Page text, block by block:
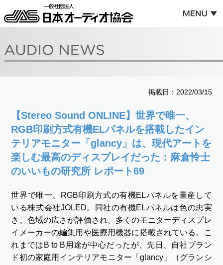
掲載日：2022/03/15
【Stereo Sound ONLINE】世界で唯一、
RGB印刷方式有機ELパネルを搭載したイン
テリアモニター「glancy」は、現代アートを
楽しむ最高のディスプレイだった：麻倉怜士
のいいもの研究所 レポート69
世界で唯一、RGB印刷方式の有機ELパネルを量産して
いる株式会社JOLED。同社の有機ELパネルは色の忠実
さ、色域の広さが評価され、多くのモニターディスプレ
イメーカーの編集用や医療用機器に搭載されている。こ
れまではB to B用途が中心だったが、先日、自社ブラン
ド初の家庭用インテリアモニター「glancy」（グランシ